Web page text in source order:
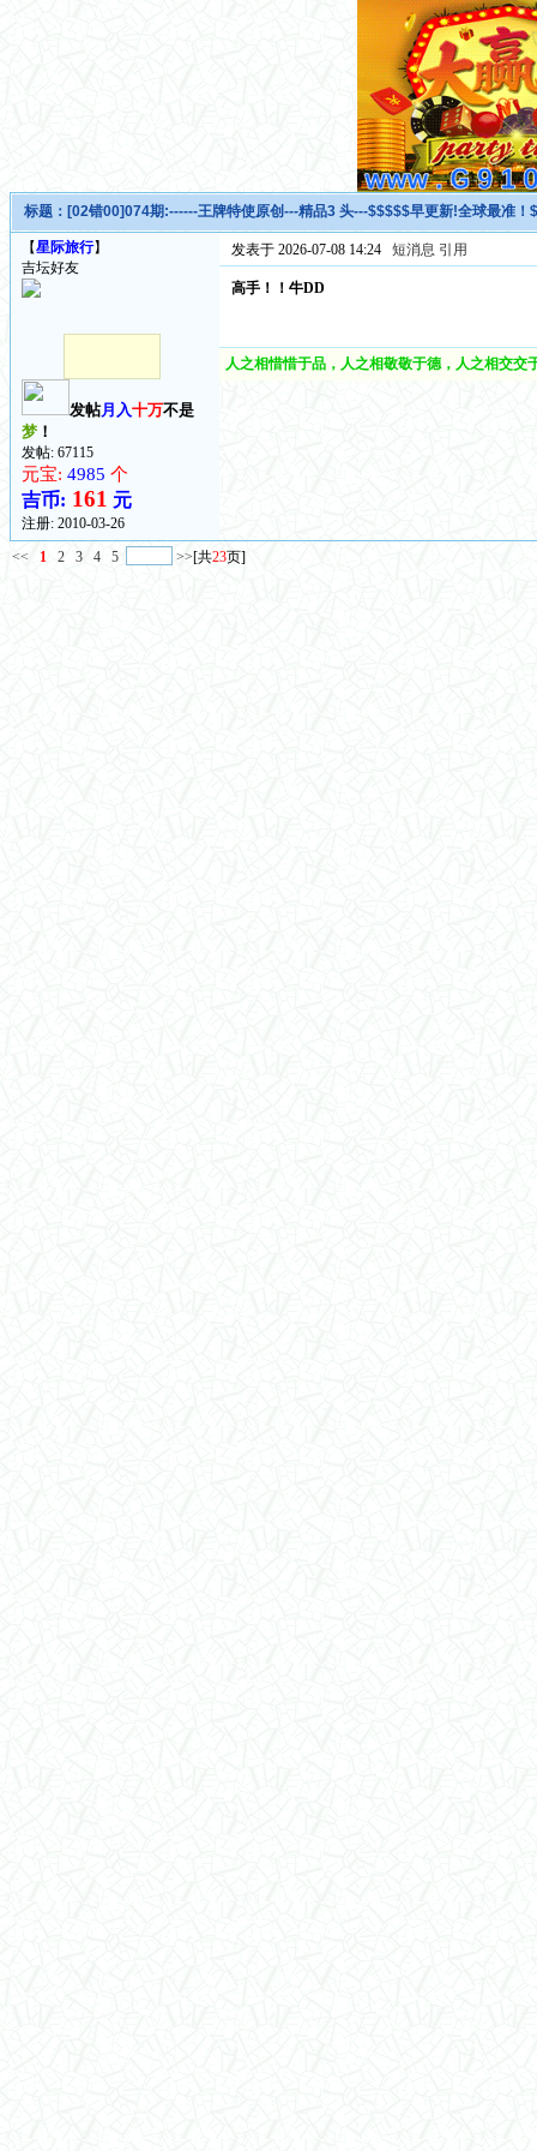
标题： [02错00]074期:------王牌特使原创---精品3 头---$$$$$早更新!全球最准！
【星际旅行】
吉坛好友
发帖月入十万不是
梦！
发帖: 67115
元宝: 4985 个
吉币: 161 元
注册: 2010-03-26
发表于 2026-07-08 14:24 短消息 引用
高手！！牛DD
人之相惜惜于品，人之相敬敬于德，人之相交
<< 1 2 3 4 5 >>[共23页]